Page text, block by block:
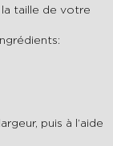
taille de votre
puis à l’aide